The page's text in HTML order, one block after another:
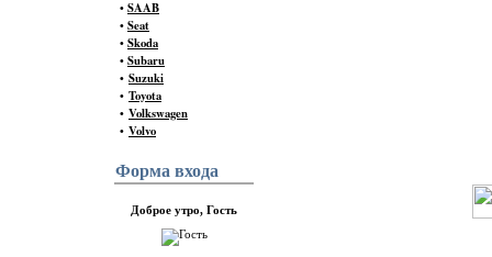
•SAAB
•Seat
•Skoda
•Subaru
• Suzuki
• Toyota
• Volkswagen
• Volvo
Форма входа
Доброе утро, Гость